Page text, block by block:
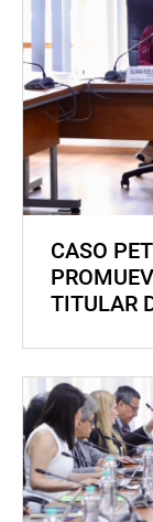
CASO
TITULAR